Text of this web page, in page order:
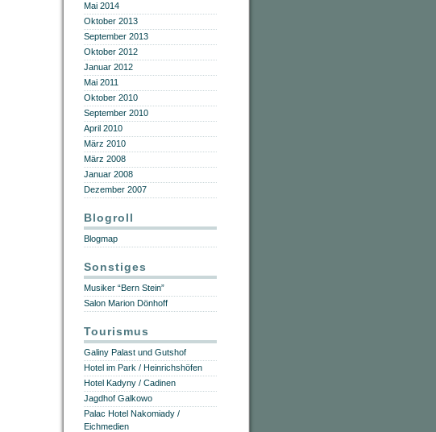
Mai 2014
Oktober 2013
September 2013
Oktober 2012
Januar 2012
Mai 2011
Oktober 2010
September 2010
April 2010
März 2010
März 2008
Januar 2008
Dezember 2007
Blogroll
Blogmap
Sonstiges
Musiker “Bern Stein”
Salon Marion Dönhoff
Tourismus
Galiny Palast und Gutshof
Hotel im Park / Heinrichshöfen
Hotel Kadyny / Cadinen
Jagdhof Galkowo
Palac Hotel Nakomiady /
Eichmedien